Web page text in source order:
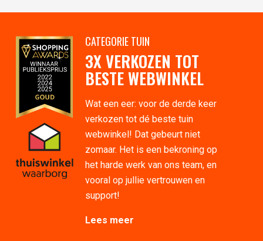
CATEGORIE TUIN
3X VERKOZEN TOT
BESTE WEBWINKEL
Wat een eer: voor de derde keer
verkozen tot dé beste tuin
webwinkel! Dat gebeurt niet
zomaar. Het is een bekroning op
het harde werk van ons team, en
vooral op jullie vertrouwen en
support!
Lees meer